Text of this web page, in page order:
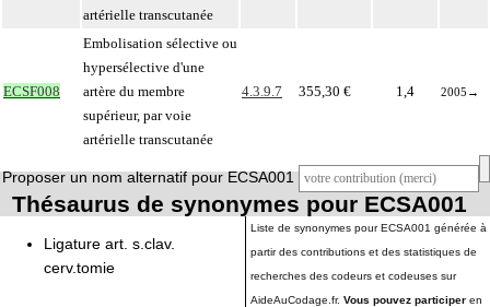
artérielle transcutanée
ECSF008
Embolisation sélective ou
hypersélective d'une
artère du membre
supérieur, par voie
artérielle transcutanée
4.3.9.7 355,30 € 1,4 2005 →
Proposer un nom alternatif pour ECSA001
Thésaurus de synonymes pour ECSA001
Ligature art. s.clav.
cerv.tomie
Liste de synonymes pour ECSA001 générée à
partir des contributions et des statistiques de
recherches des codeurs et codeuses sur
AideAuCodage.fr. Vous pouvez participer en